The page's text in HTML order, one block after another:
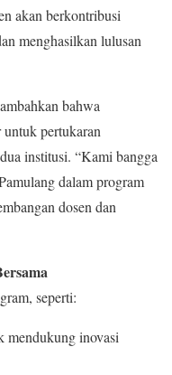
akan berkontribusi
menghasilkan lulusan
bahwa
pertukaran
institusi. “Kami bangga
dalam program
dosen dan
seperti:
mendukung inovasi